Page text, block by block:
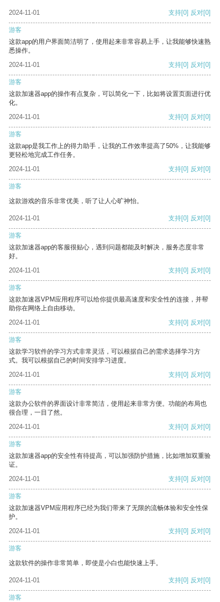
2024-11-01 支持[0] 反对[0]
游客
这款app的用户界面简洁明了，使用起来非常容易上手，让我能够快速熟
悉操作。
2024-11-01
支持[0] 反对[0]
游客
这款加速器app的操作有点复杂，可以简化一下，比如将设置页面进行优
化。
2024-11-01
支持[0] 反对[0]
游客
这款app是我工作上的得力助手，让我的工作效率提高了50%，让我能够
更轻松地完成工作任务。
2024-11-01
支持[0] 反对[0]
游客
这款游戏的音乐非常优美，听了让人心旷神怡。
2024-11-01 支持[0] 反对[0]
游客
这款加速器app的客服很贴心，遇到问题都能及时解决，服务态度非常
好。
2024-11-01
支持[0] 反对[0]
游客
这款加速器VPM应用程序可以给你提供最高速度和安全性的连接，并帮
助你在网络上自由移动。
2024-11-01
支持[0] 反对[0]
游客
这款学习软件的学习方式非常灵活，可以根据自己的需求选择学习方
式。我可以根据自己的时间安排学习进度。
2024-11-01
支持[0] 反对[0]
游客
这款办公软件的界面设计非常简洁，使用起来非常方便。功能的布局也
很合理，一目了然。
2024-11-01
支持[0] 反对[0]
游客
这款加速器app的安全性有待提高，可以加强防护措施，比如增加双重验
证。
2024-11-01
支持[0] 反对[0]
游客
这款加速器VPM应用程序已经为我们带来了无限的流畅体验和安全性保
护。
2024-11-01
支持[0] 反对[0]
游客
这款软件的操作非常简单，即使是小白也能快速上手。
2024-11-01 支持[0] 反对[0]
游客